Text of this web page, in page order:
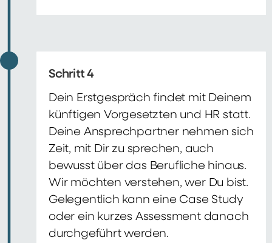
Schritt 4
Dein Erstgespräch findet mit Deinem
künftigen Vorgesetzten und HR statt.
Deine Ansprechpartner nehmen sich
Zeit, mit Dir zu sprechen, auch
bewusst über das Berufliche hinaus.
Wir möchten verstehen, wer Du bist.
Gelegentlich kann eine Case Study
oder ein kurzes Assessment danach
durchgeführt werden.